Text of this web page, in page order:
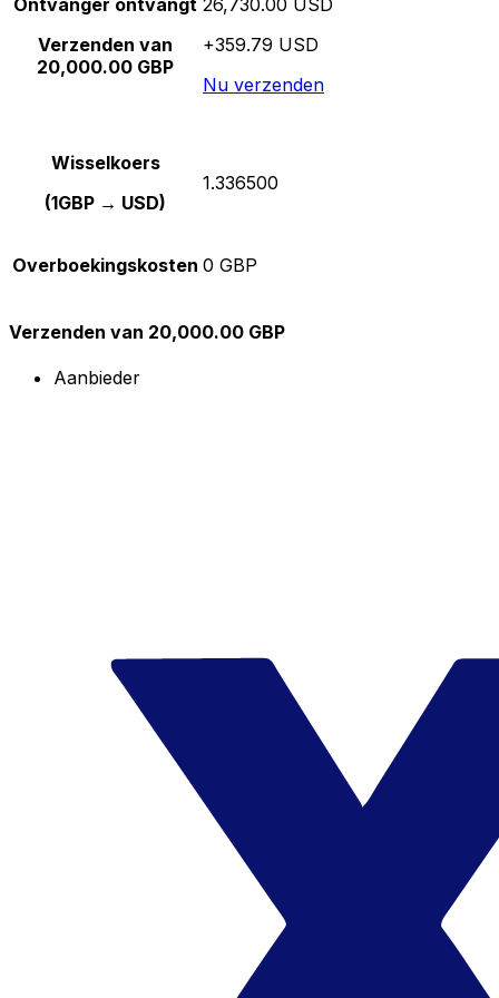
Verzenden van
20,000.00 GBP
+359.79 USD
Nu verzenden
Wisselkoers
(1GBP → USD)
1.336500
Overboekingskosten 0 GBP
Verzenden van 20,000.00 GBP
Aanbieder